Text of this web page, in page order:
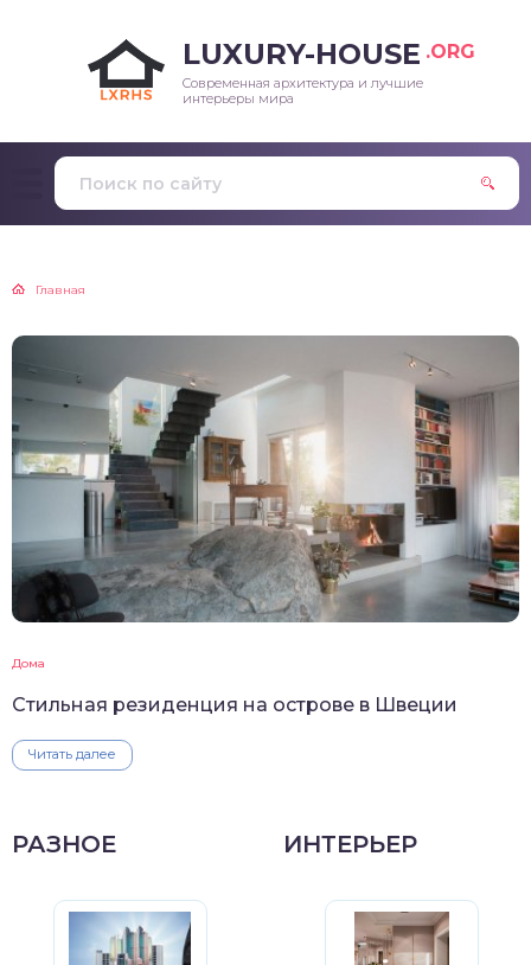
LUXURY-HOUSE .ORG
Современная архитектура и лучшие
интерьеры мира
Главная
Дома
Стильная резиденция на острове в Швеции
Читать далее
РАЗНОЕ ИНТЕРЬЕР